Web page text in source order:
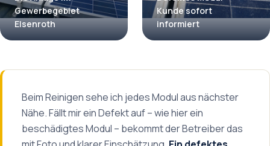
Gewerbegebiet
Elsenroth
Kunde sofort
informiert
Beim Reinigen sehe ich jedes Modul aus nächster
Nähe. Fällt mir ein Defekt auf – wie hier ein
beschädigtes Modul – bekommt der Betreiber das